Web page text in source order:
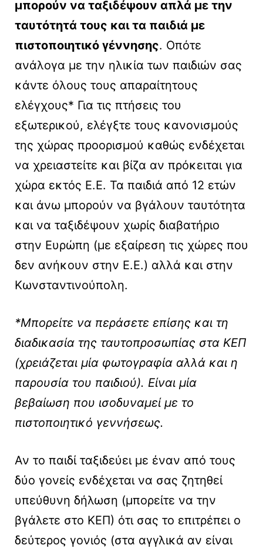
μπορούν να ταξιδέψουν απλά με την
ταυτότητά τους και τα παιδιά με
πιστοποιητικό γέννησης. Οπότε
ανάλογα με την ηλικία των παιδιών σας
κάντε όλους τους απαραίτητους
ελέγχους* Για τις πτήσεις του
εξωτερικού, ελέγξτε τους κανονισμούς
της χώρας προορισμού καθώς ενδέχεται
να χρειαστείτε και βίζα αν πρόκειται για
χώρα εκτός Ε.Ε. Τα παιδιά από 12 ετών
και άνω μπορούν να βγάλουν ταυτότητα
και να ταξιδέψουν χωρίς διαβατήριο
στην Ευρώπη (με εξαίρεση τις χώρες που
δεν ανήκουν στην Ε.Ε.) αλλά και στην
Κωνσταντινούπολη.
*Μπορείτε να περάσετε επίσης και τη
διαδικασία της ταυτοπροσωπίας στα ΚΕΠ
(χρειάζεται μία φωτογραφία αλλά και η
παρουσία του παιδιού). Είναι μία
βεβαίωση που ισοδυναμεί με το
πιστοποιητικό γεννήσεως.
Αν το παιδί ταξιδεύει με έναν από τους
δύο γονείς ενδέχεται να σας ζητηθεί
υπεύθυνη δήλωση (μπορείτε να την
βγάλετε στο ΚΕΠ) ότι σας το επιτρέπει ο
δεύτερος γονιός (στα αγγλικά αν είναι